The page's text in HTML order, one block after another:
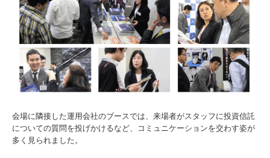
会場に隣接した運用会社のブースでは、来場者がスタッフに投資信託
についての質問を投げかけるなど、コミュニケーションを交わす姿が
多く見られました。